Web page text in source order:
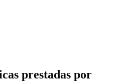
prestadas por